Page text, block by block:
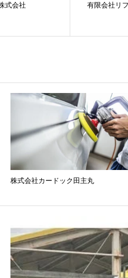
式会社 有限会社リ
株式会社カードック田主丸